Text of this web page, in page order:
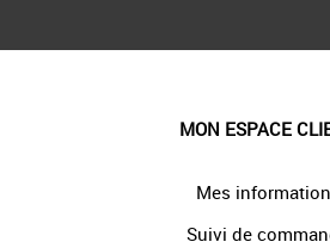
MON ESPACE
Mes
Suivi de